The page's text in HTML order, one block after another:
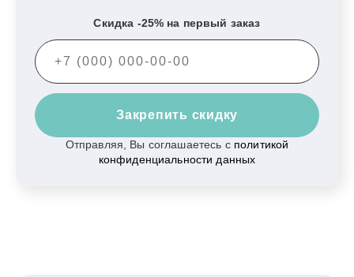
Скидка -25% на первый заказ
Закрепить скидку
Отправляя, Вы соглашаетесь с политикой
конфиденциальности данных